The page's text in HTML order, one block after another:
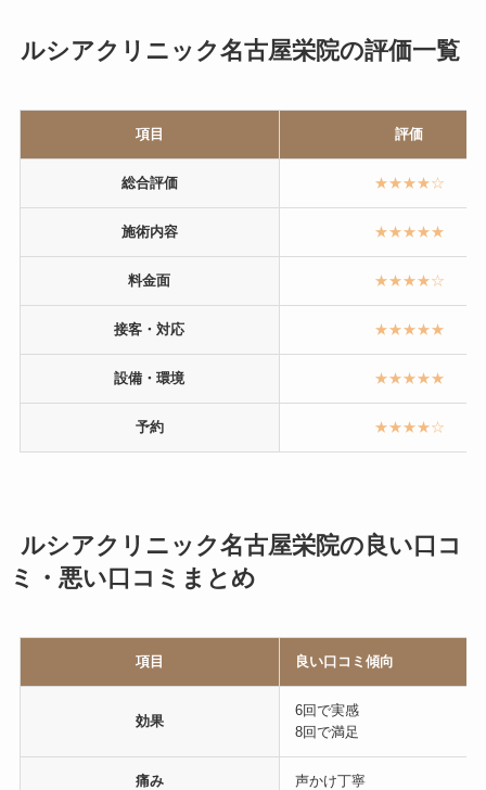
ルシアクリニック名古屋栄院の評価一覧
項目 評価
総合評価 ★★★★☆
施術内容 ★★★★★
料金面 ★★★★☆
接客・対応 ★★★★★
設備・環境 ★★★★★
予約 ★★★★☆
ルシアクリニック名古屋栄院の良い口コ
ミ・悪い口コミまとめ
項目 良い口コミ傾向
効果
6回で実感
8回で満足
痛み 声かけ丁寧